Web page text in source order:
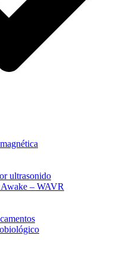
ultrasonido
– WAVR